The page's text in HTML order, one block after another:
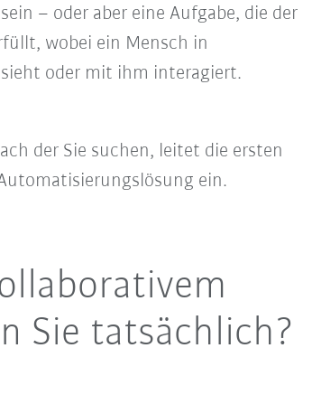
– oder aber eine Aufgabe, die der
wobei ein Mensch in
oder mit ihm interagiert.
der Sie suchen, leitet die ersten
ein.
Sie tatsächlich?